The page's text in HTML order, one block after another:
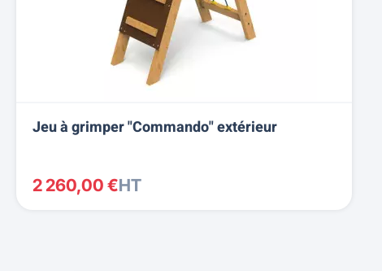
Jeu à grimper "Commando" extérieur
2 260,00 €HT